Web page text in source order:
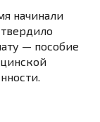
начинали
— пособие